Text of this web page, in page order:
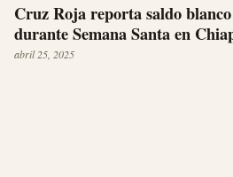
Cruz Roja reporta saldo
durante Semana Santa en
abril 25, 2025